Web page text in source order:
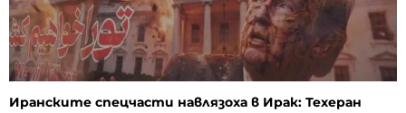
Иранските спецчасти навлязоха в Ирак: Техеран